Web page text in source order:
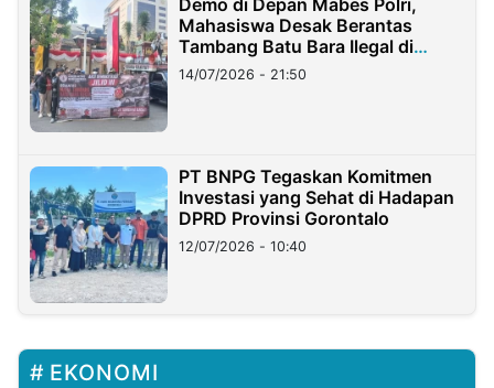
Demo di Depan Mabes Polri,
Mahasiswa Desak Berantas
Tambang Batu Bara Ilegal di
Lampung
14/07/2026 - 21:50
PT BNPG Tegaskan Komitmen
Investasi yang Sehat di Hadapan
DPRD Provinsi Gorontalo
12/07/2026 - 10:40
EKONOMI